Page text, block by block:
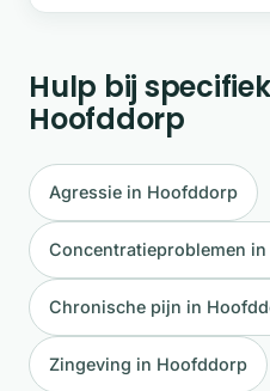
Hulp bij
Hoofddorp
Agressie in Hoofddorp
Concentratieproblemen
Chronische pijn in
Zingeving in Hoofddorp